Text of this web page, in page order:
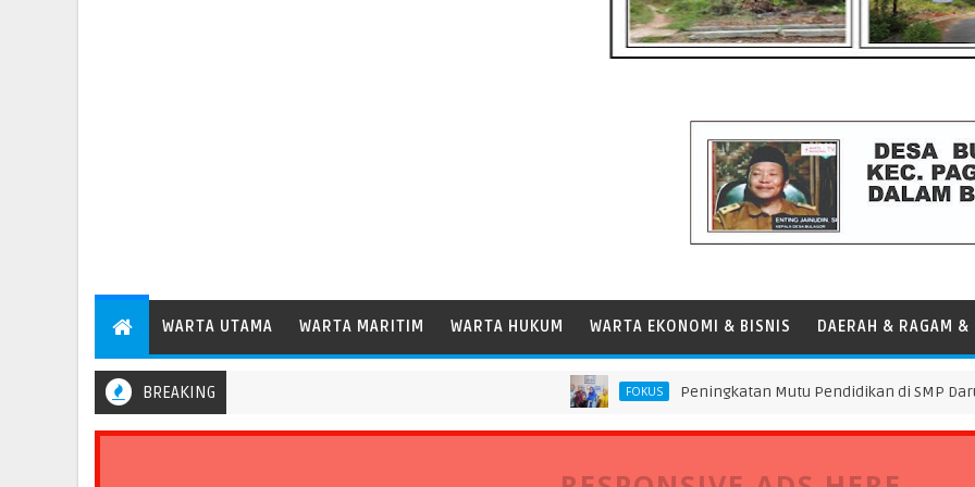
WARTA UTAMA WARTA MARITIM WARTA HUKUM WARTA EKONOMI & BISNIS DAERAH & RAGAM &
BREAKING FOKUS Peningkatan Mutu Pendidikan di SMP Darus Syifa
Peran Pelabuhan bagi Perekonomian Daerah